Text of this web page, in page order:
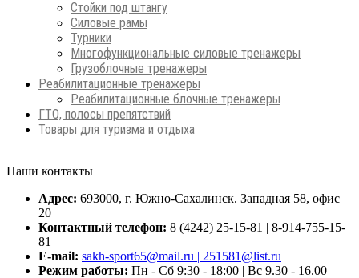
Стойки под штангу
Силовые рамы
Турники
Многофункциональные силовые тренажеры
Грузоблочные тренажеры
Реабилитационные тренажеры
Реабилитационные блочные тренажеры
ГТО, полосы препятствий
Товары для туризма и отдыха
Наши контакты
Адрес: 693000, г. Южно-Сахалинск. Западная 58, офис
20
Контактный телефон: 8 (4242) 25-15-81 | 8-914-755-15-
81
E-mail: sakh-sport65@mail.ru | 251581@list.ru
Режим работы: Пн - Сб 9:30 - 18:00 | Вс 9.30 - 16.00